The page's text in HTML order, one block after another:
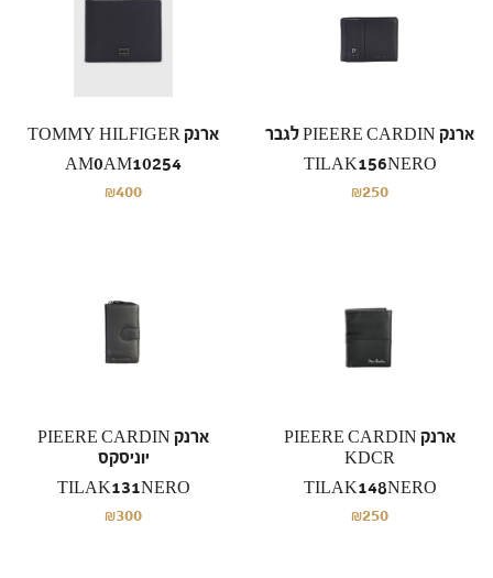
ארנק TOMMY HILFIGER
AM0AM10254
₪400
ארנק PIEERE CARDIN לגבר
TILAK156NERO
₪250
ארנק PIEERE CARDIN
יוניסקס
TILAK131NERO
₪300
ארנק PIEERE CARDIN
KDCR
TILAK148NERO
₪250